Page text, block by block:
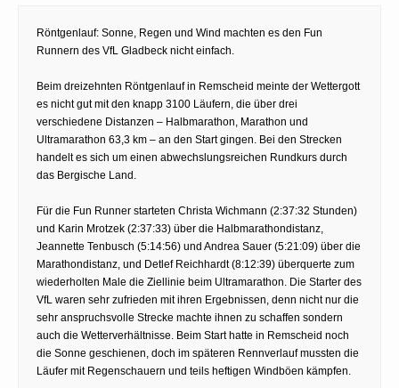
Röntgenlauf: Sonne, Regen und Wind machten es den Fun
Runnern des VfL Gladbeck nicht einfach.
Beim dreizehnten Röntgenlauf in Remscheid meinte der Wettergott
es nicht gut mit den knapp 3100 Läufern, die über drei
verschiedene Distanzen – Halbmarathon, Marathon und
Ultramarathon 63,3 km – an den Start gingen. Bei den Strecken
handelt es sich um einen abwechslungsreichen Rundkurs durch
das Bergische Land.
Für die Fun Runner starteten Christa Wichmann (2:37:32 Stunden)
und Karin Mrotzek (2:37:33) über die Halbmarathondistanz,
Jeannette Tenbusch (5:14:56) und Andrea Sauer (5:21:09) über die
Marathondistanz, und Detlef Reichhardt (8:12:39) überquerte zum
wiederholten Male die Ziellinie beim Ultramarathon. Die Starter des
VfL waren sehr zufrieden mit ihren Ergebnissen, denn nicht nur die
sehr anspruchsvolle Strecke machte ihnen zu schaffen sondern
auch die Wetterverhältnisse. Beim Start hatte in Remscheid noch
die Sonne geschienen, doch im späteren Rennverlauf mussten die
Läufer mit Regenschauern und teils heftigen Windböen kämpfen.